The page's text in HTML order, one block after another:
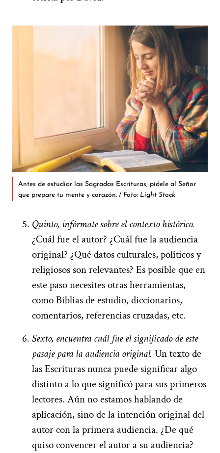
Antes de estudiar las Sagradas Escrituras, pídele al Señor
que prepare tu mente y corazón. / Foto: Light Stock
Quinto, infórmate sobre el contexto histórico.
¿Cuál fue el autor? ¿Cuál fue la audiencia
original? ¿Qué datos culturales, políticos y
religiosos son relevantes? Es posible que en
este paso necesites otras herramientas,
como Biblias de estudio, diccionarios,
comentarios, referencias cruzadas, etc.
Sexto, encuentra cuál fue el significado de este
pasaje para la audiencia original. Un texto de
las Escrituras nunca puede significar algo
distinto a lo que significó para sus primeros
lectores. Aún no estamos hablando de
aplicación, sino de la intención original del
autor con la primera audiencia. ¿De qué
quiso convencer el autor a su audiencia?